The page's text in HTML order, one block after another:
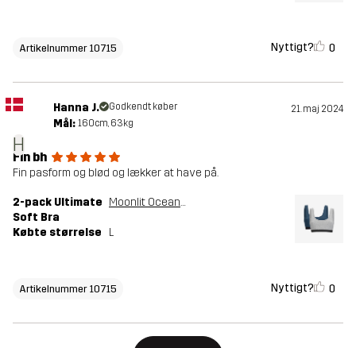
Artikelnummer 10715 Nyttigt? 0
H
Hanna J. Godkendt køber 21. maj 2024
Mål: 160cm, 63kg
Fin bh
Fin pasform og blød og lækker at have på.
2-pack Ultimate
Soft Bra
Moonlit Ocean/Grey Melange
Købte størrelse L
Artikelnummer 10715 Nyttigt? 0